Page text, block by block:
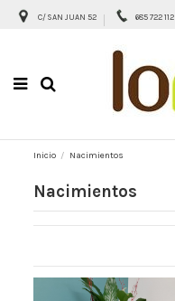
C/ SAN JUAN 52 685 722 112
Inicio Nacimientos
Nacimientos